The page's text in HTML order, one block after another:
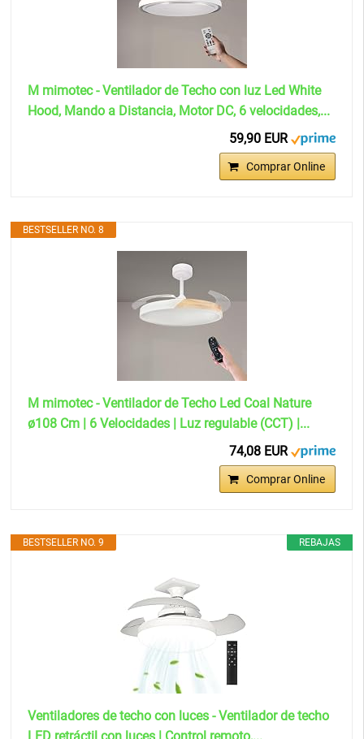
M mimotec - Ventilador de Techo con luz Led White
Hood, Mando a Distancia, Motor DC, 6 velocidades,...
59,90 EUR
Comprar Online
BESTSELLER NO. 8
M mimotec - Ventilador de Techo Led Coal Nature
ø108 Cm | 6 Velocidades | Luz regulable (CCT) |...
74,08 EUR
Comprar Online
REBAJAS
BESTSELLER NO. 9
Ventiladores de techo con luces - Ventilador de techo